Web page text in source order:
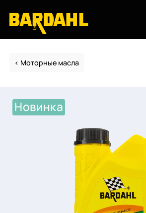
Моторные масла
Новинка